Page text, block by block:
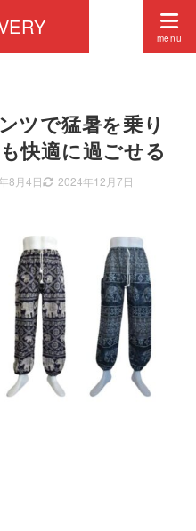
ツで猛暑を乗り
快適に過ごせる
8月4日 2024年12月7日